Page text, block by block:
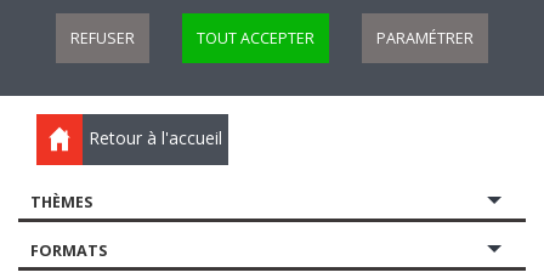
REFUSER TOUT ACCEPTER PARAMÉTRER
Retour à l'accueil
THÈMES
FORMATS